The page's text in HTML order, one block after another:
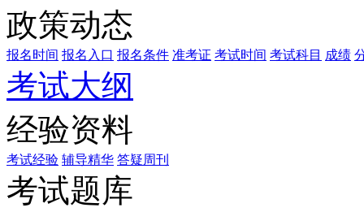
政策动态
报名时间 报名入口 报名条件 准考证 考试时间 考试科目 成绩
考试大纲
经验资料
考试经验 辅导精华 答疑周刊
考试题库